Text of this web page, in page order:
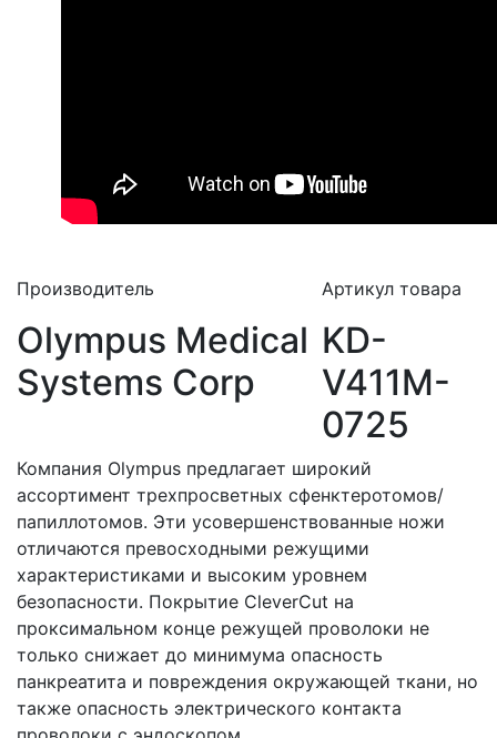
Производитель
Olympus Medical
Systems Corp
Артикул товара
KD-
V411M-
0725
Компания Olympus предлагает широкий
ассортимент трехпросветных сфенктеротомов/
папиллотомов. Эти усовершенствованные ножи
отличаются превосходными режущими
характеристиками и высоким уровнем
безопасности. Покрытие CleverCut на
проксимальном конце режущей проволоки не
только снижает до минимума опасность
панкреатита и повреждения окружающей ткани, но
также опасность электрического контакта